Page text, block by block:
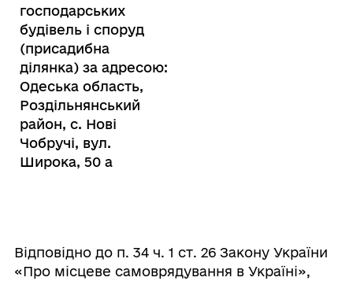
господарських
будівель і споруд
(присадибна
ділянка) за адресою:
Одеська область,
Роздільнянський
район, с. Нові
Чобручі, вул.
Широка, 50 а
Відповідно до п. 34 ч. 1 ст. 26 Закону України
«Про місцеве самоврядування в Україні»,